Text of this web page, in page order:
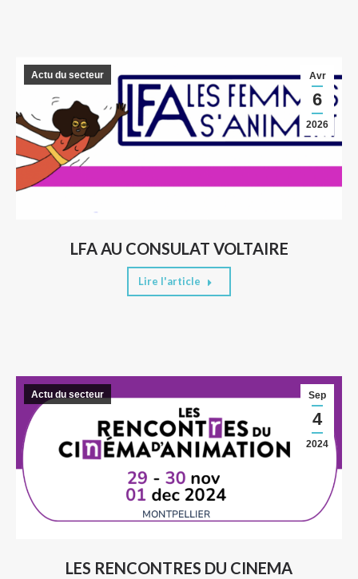
LFA AU CONSULAT VOLTAIRE
Avr
6
2026
Actu du secteur
Lire l'article
LES RENCONTRES DU CINEMA
Sep
4
2024
Actu du secteur